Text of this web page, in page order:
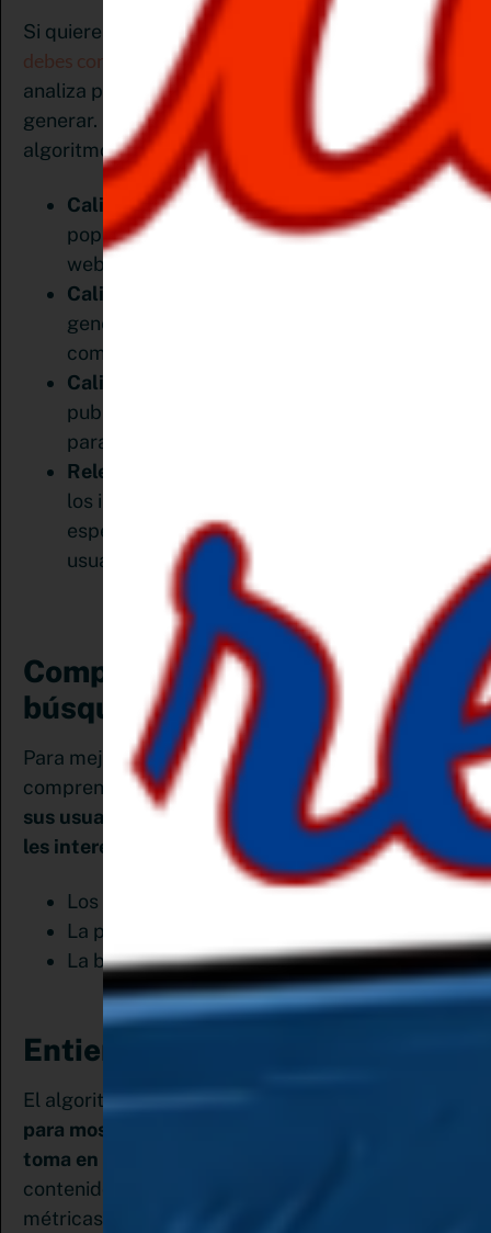
Si quieres saber cómo posicionar tu contenido,
debes conocer el algoritmo
y los criterios que
analiza para decidir que resultados de búsqueda
generar. Los principales factores que analiza el
algoritmo de Pinterest son:
Calidad del dominio:Monitorea la
popularidad de los pines que viene de tu
web.
Calidad del pin:
genera tu pin (hacer clic, guardar, descargar,
compartir, o comentar)
Calidad del perfil:
publicando contenido relevante y atractiva
para tu audiencia.
Relevancia de contenidos:
los intereses de tu audiencia, las búsquedas
específicas y el historial de búsqueda de los
usuarios.
Comprende los métodos de
búsqueda:
Para mejorar el SEO en Pinterest, debes primero
comprender los diferentes
métodos que utilizan
sus usuarios para encontrar el contenido que
les interesa
. Tu contenido es descubierto desde:
Los contenidos de los usuarios que siguen
La página de inicio
La barra de búsqueda
Entiende el feed:
El algoritmo de Pinterest es muy inteligente y
para mostrar los pines destacados de un tema
toma en cuenta su calidad,
contenidos mejores rankeados a partir de 3
métricas: